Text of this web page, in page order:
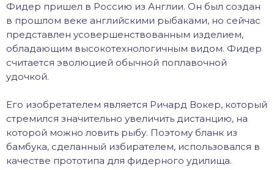
Фидер пришел в Россию из Англии. Он был создан
в прошлом веке английскими рыбаками, но сейчас
представлен усовершенствованным изделием,
обладающим высокотехнологичным видом. Фидер
считается эволюцией обычной поплавочной
удочкой.
Его изобретателем является Ричард Вокер, который
стремился значительно увеличить дистанцию, на
которой можно ловить рыбу. Поэтому бланк из
бамбука, сделанный избирателем, использовался в
качестве прототипа для фидерного удилища.